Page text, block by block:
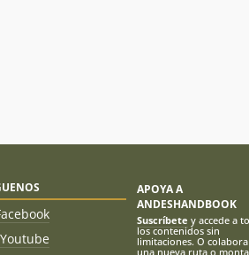
Youtube
APOYA A
ANDESHANDBOOK
Suscríbete y accede a
los contenidos sin
limitaciones. O
una nueva ruta o